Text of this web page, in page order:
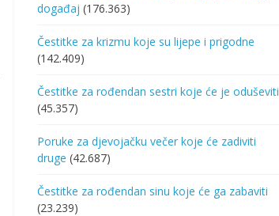
događaj (176.363)
Čestitke za krizmu koje su lijepe i prigodne
(142.409)
Čestitke za rođendan sestri koje će je oduševiti
(45.357)
Poruke za djevojačku večer koje će zadiviti
druge (42.687)
Čestitke za rođendan sinu koje će ga zabaviti
(23.239)